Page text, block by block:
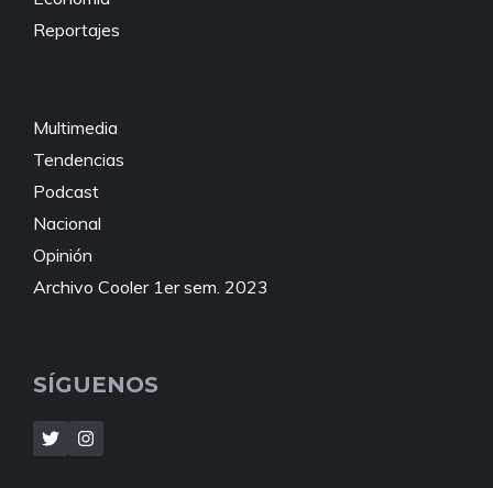
Reportajes
Multimedia
Tendencias
Podcast
Nacional
Opinión
Archivo Cooler 1er sem. 2023
SÍGUENOS